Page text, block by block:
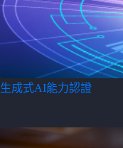
生成式AI能力認證